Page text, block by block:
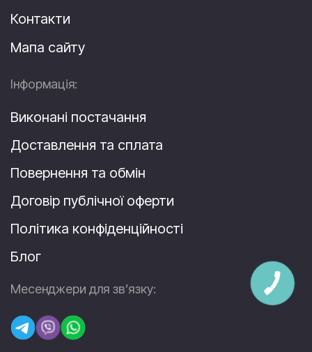
Контакти
Мапа сайту
Інформація:
Виконані постачання
Доставлення та сплата
Повернення та обмін
Договір публічної оферти
Політика конфіденційності
Блог
Месенджери для зв’язку: